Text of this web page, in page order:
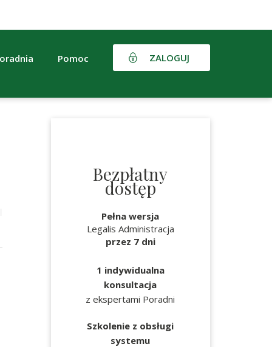
Pomoc ZALOGUJ
Bezpłatny
dostęp
Pełna wersja
Legalis Administracja
przez 7 dni
1 indywidualna
konsultacja
z ekspertami Poradni
Szkolenie z obsługi
systemu